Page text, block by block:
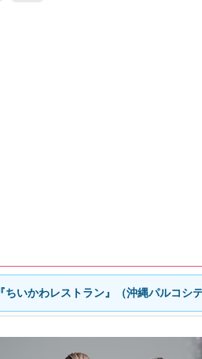
『ちいかわレストラン』（沖縄パルコ